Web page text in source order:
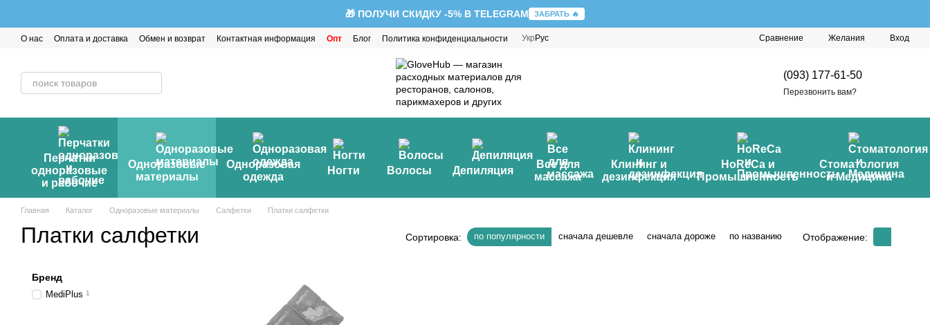
🎁 ПОЛУЧИ СКИДКУ -5% В TELEGRAM ЗАБРАТЬ 🔥
О нас Оплата и доставка Обмен и возврат Контактная информация Опт Блог Политика конфиденциальности Укр Рус Сравнение Желания Вход
(093) 177-61-50
Перезвонить вам?
Перчатки
одноразовые
и рабочие
Одноразовые
материалы
Одноразовая
одежда
Ногти Волосы Депиляция
Все для
массажа
Клининг и
дезинфекция
HoReCa и
Промышленность
Стоматология
и Медицина
Главная Каталог Одноразовые материалы Салфетки Платки салфетки
Платки салфетки Сортировка: по популярности сначала дешевле сначала дороже по названию Отображение:
Бренд
MediPlus 1